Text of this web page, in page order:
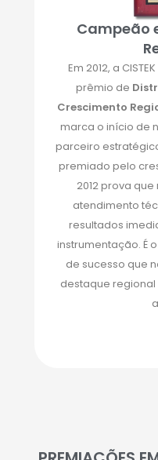
Campeão
Em 2012, a
prêmio de
Crescimento
marca o início de
parceiro
premiado pelo
2012 prova
atendimento
resultados
instrumentação. É
de sucesso que
destaque